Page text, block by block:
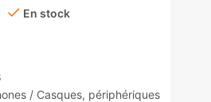
En stock
/ Casques, périphériques